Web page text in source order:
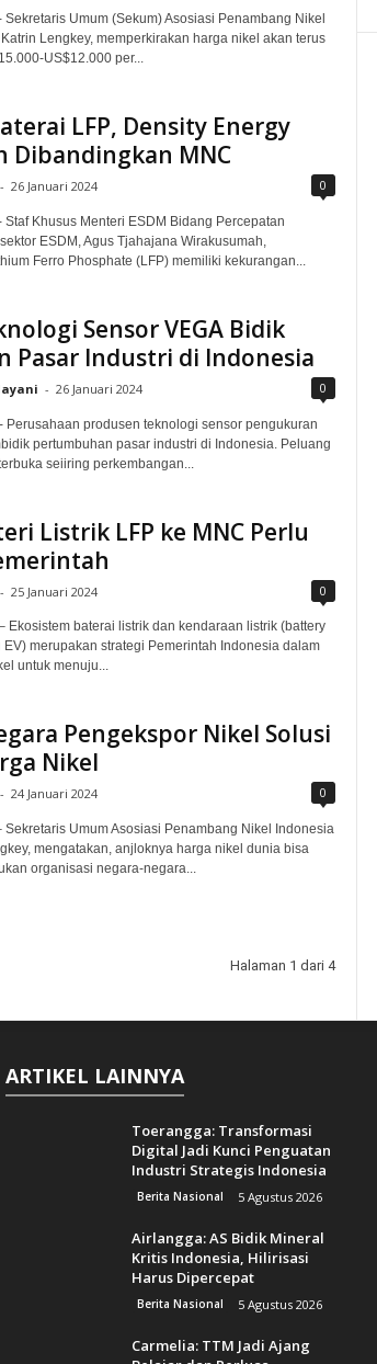
Sekretaris Umum (Sekum) Asosiasi Penambang Nikel
Lengkey, memperkirakan harga nikel akan terus
US$12.000 per...
LFP, Density Energy
Dibandingkan MNC
- 26 Januari 2024 0
Staf Khusus Menteri ESDM Bidang Percepatan
ESDM, Agus Tjahajana Wirakusumah,
Ferro Phosphate (LFP) memiliki kekurangan...
Sensor VEGA Bidik
Pasar Industri di Indonesia
- 26 Januari 2024 0
Perusahaan produsen teknologi sensor pengukuran
pertumbuhan pasar industri di Indonesia. Peluang
seiiring perkembangan...
Listrik LFP ke MNC Perlu
- 25 Januari 2024 0
Ekosistem baterai listrik dan kendaraan listrik (battery
merupakan strategi Pemerintah Indonesia dalam
untuk menuju...
Pengekspor Nikel Solusi
Nikel
- 24 Januari 2024 0
Sekretaris Umum Asosiasi Penambang Nikel Indonesia
mengatakan, anjloknya harga nikel dunia bisa
organisasi negara-negara...
Halaman 1 dari 4
ARTIKEL LAINNYA
Toerangga: Transformasi
Digital Jadi Kunci Penguatan
Industri Strategis Indonesia
Berita Nasional 5 Agustus 2026
Airlangga: AS Bidik Mineral
Kritis Indonesia, Hilirisasi
Harus Dipercepat
Berita Nasional 5 Agustus 2026
Carmelia: TTM Jadi Ajang